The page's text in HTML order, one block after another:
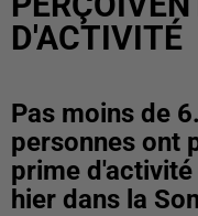
D'ACTIVITÉ
Pas moins de
personnes ont
prime
hier dans la